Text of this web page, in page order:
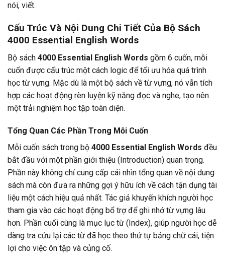
nói, viết.
Cấu Trúc Và Nội Dung Chi Tiết Của Bộ Sách
4000 Essential English Words
Bộ sách 4000 Essential English Words gồm 6 cuốn, mỗi
cuốn được cấu trúc một cách logic để tối ưu hóa quá trình
học từ vựng. Mặc dù là một bộ sách về từ vựng, nó vẫn tích
hợp các hoạt động rèn luyện kỹ năng đọc và nghe, tạo nên
một trải nghiệm học tập toàn diện.
Tổng Quan Các Phần Trong Mỗi Cuốn
Mỗi cuốn sách trong bộ 4000 Essential English Words đều
bắt đầu với một phần giới thiệu (Introduction) quan trọng.
Phần này không chỉ cung cấp cái nhìn tổng quan về nội dung
sách mà còn đưa ra những gợi ý hữu ích về cách tận dụng tài
liệu một cách hiệu quả nhất. Tác giả khuyến khích người học
tham gia vào các hoạt động bổ trợ để ghi nhớ từ vựng lâu
hơn. Phần cuối cùng là mục lục từ (Index), giúp người học dễ
dàng tra cứu lại các từ đã học theo thứ tự bảng chữ cái, tiện
lợi cho việc ôn tập và củng cố.